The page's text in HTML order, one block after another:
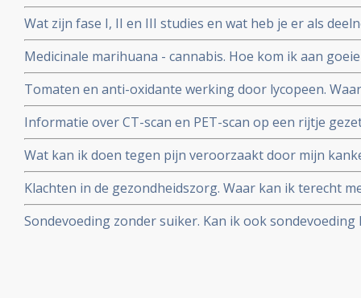
Wat zijn fase I, II en III studies en wat heb je er als
Medicinale marihuana - cannabis. Hoe kom ik aan
het antwoord.
Tomaten en anti-oxidante werking door lycopeen.
beter dan ongekookt?
Informatie over CT-scan en PET-scan op een rijtje
nadelen van contrastvloeistof
Wat kan ik doen tegen pijn veroorzaakt door mijn
manieren van pijnbestrijding?
Klachten in de gezondheidszorg. Waar kan ik terecht
slechte behandeling in een ziekenhuis en/of door
Sondevoeding zonder suiker. Kan ik ook